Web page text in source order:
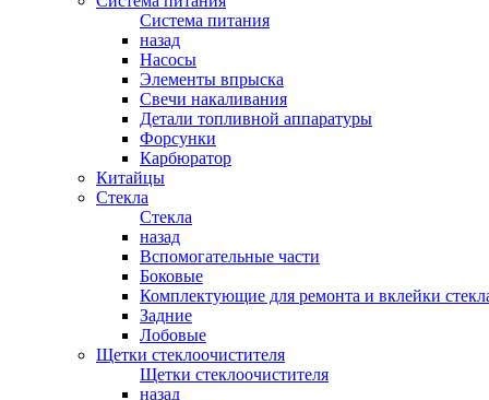
Система питания
назад
Насосы
Элементы впрыска
Свечи накаливания
Детали топливной аппаратуры
Форсунки
Карбюратор
Китайцы
Стекла
Стекла
назад
Вспомогательные части
Боковые
Комплектующие для ремонта и вклейки
Задние
Лобовые
Щетки стеклоочистителя
Щетки стеклоочистителя
назад